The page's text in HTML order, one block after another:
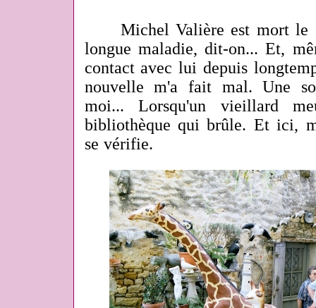
Michel Valière est mort le
longue maladie, dit-on... Et,
contact avec lui depuis
nouvelle m'a fait mal. Une
moi... Lorsqu'un vieillard
bibliothèque qui brûle. Et ici,
se vérifie.